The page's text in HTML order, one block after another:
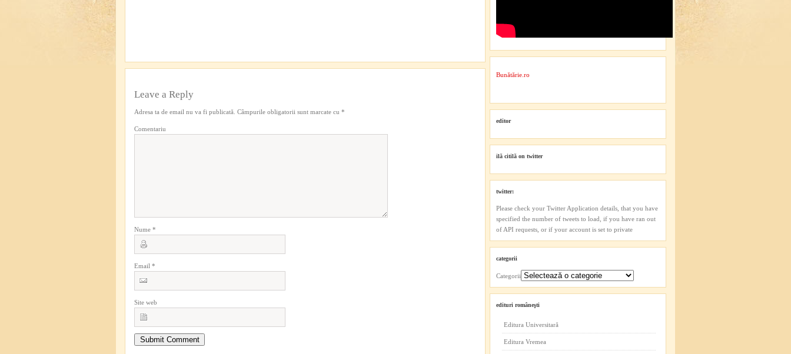
Leave a Reply
Adresa ta de email nu va fi publicată. Câmpurile obligatorii sunt marcate cu *
Comentariu
Nume *
Email *
Site web
Bunătărie.ro
editor
ilă citilă on twitter
twitter:
Please check your Twitter Application details, that you have
specified the number of tweets to load, if you have ran out
of API requests, or if your account is set to private
categorii
Categorii
edituri româneşti
Editura Universitară
Editura Vremea